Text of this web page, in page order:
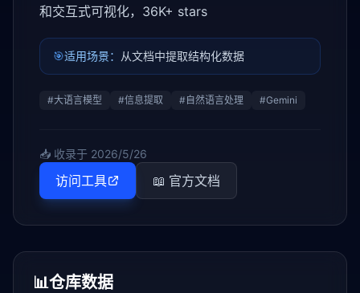
和交互式可视化，36K+ stars
🎯适用场景： 从文档中提取结构化数据
#大语言模型 #信息提取 # 自然语言处理 #Gemini
📥 收录于 2026/5/26
访问工具 📖 官方文档
📊仓库数据